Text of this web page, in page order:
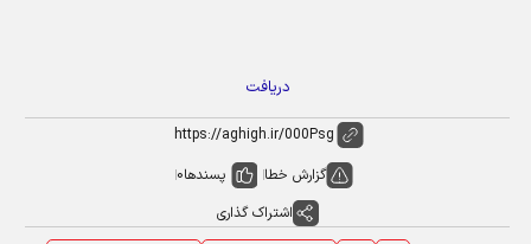
دریافت
گزارش خطا پسندها0
اشتراک گذاری